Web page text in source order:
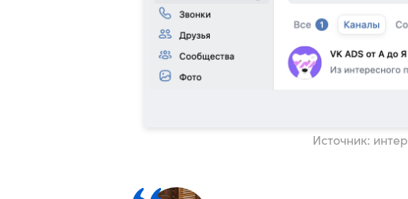
Источник: